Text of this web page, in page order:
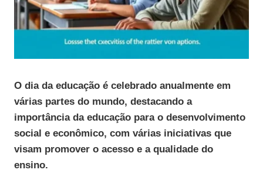
O dia da educação é celebrado anualmente em
várias partes do mundo, destacando a
importância da educação para o desenvolvimento
social e econômico, com várias iniciativas que
visam promover o acesso e a qualidade do
ensino.